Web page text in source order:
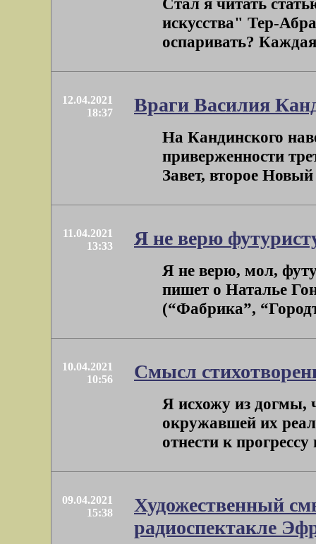
Стал я читать
искусства" Тер-
оспаривать?
12.04.2021
18:37
Враги Василия
На Кандинского
приверженности
Завет, второе Новый
11.04.2021
13:33
Я не верю
Я не верю, мол,
пишет о Наталье
(“Фабрика”,
10.04.2021
10:56
Смысл
Я исхожу из догмы,
окружавшей их
отнести к
09.04.2021
15:38
Художественный
радиоспектакле